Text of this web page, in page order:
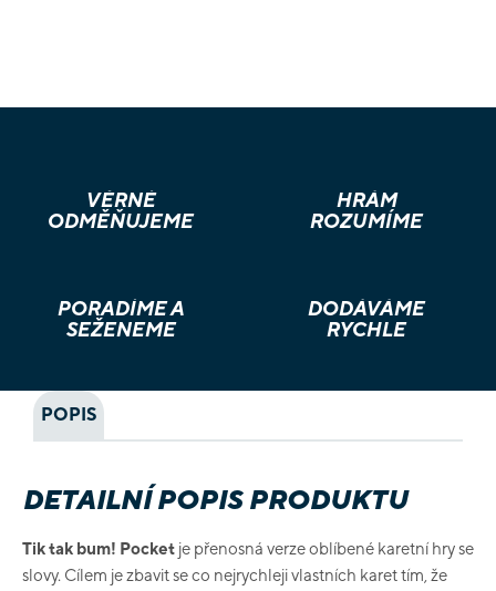
VĚRNÉ
ODMĚŇUJEME
HRÁM
ROZUMÍME
PORADÍME A
SEŽENEME
DODÁVÁME
RYCHLE
POPIS
DETAILNÍ POPIS PRODUKTU
Tik tak bum! Pocket je přenosná verze oblíbené karetní hry se
slovy. Cílem je zbavit se co nejrychleji vlastních karet tím, že